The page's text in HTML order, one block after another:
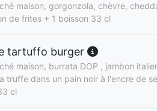
maison, gorgonzola, chèvre,
de frites + 1 boisson 33 cl
tartuffo burger
maison, burrata DOP , jambon
truffe dans un pain noir à l'encre de
cl